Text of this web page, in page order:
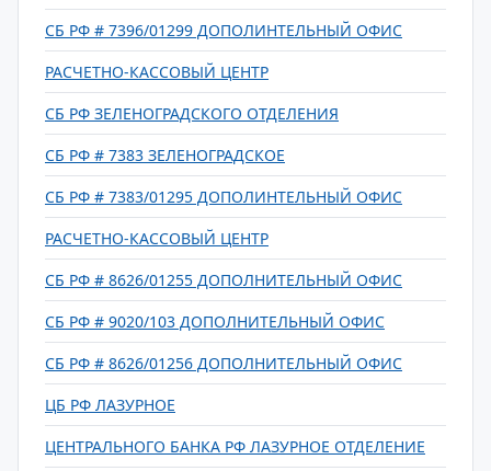
СБ РФ # 7396/01299 ДОПОЛИНТЕЛЬНЫЙ ОФИС
РАСЧЕТНО-КАССОВЫЙ ЦЕНТР
СБ РФ ЗЕЛЕНОГРАДСКОГО ОТДЕЛЕНИЯ
СБ РФ # 7383 ЗЕЛЕНОГРАДСКОЕ
СБ РФ # 7383/01295 ДОПОЛИНТЕЛЬНЫЙ ОФИС
РАСЧЕТНО-КАССОВЫЙ ЦЕНТР
СБ РФ # 8626/01255 ДОПОЛНИТЕЛЬНЫЙ ОФИС
СБ РФ # 9020/103 ДОПОЛНИТЕЛЬНЫЙ ОФИС
СБ РФ # 8626/01256 ДОПОЛНИТЕЛЬНЫЙ ОФИС
ЦБ РФ ЛАЗУРНОЕ
ЦЕНТРАЛЬНОГО БАНКА РФ ЛАЗУРНОЕ ОТДЕЛЕНИЕ